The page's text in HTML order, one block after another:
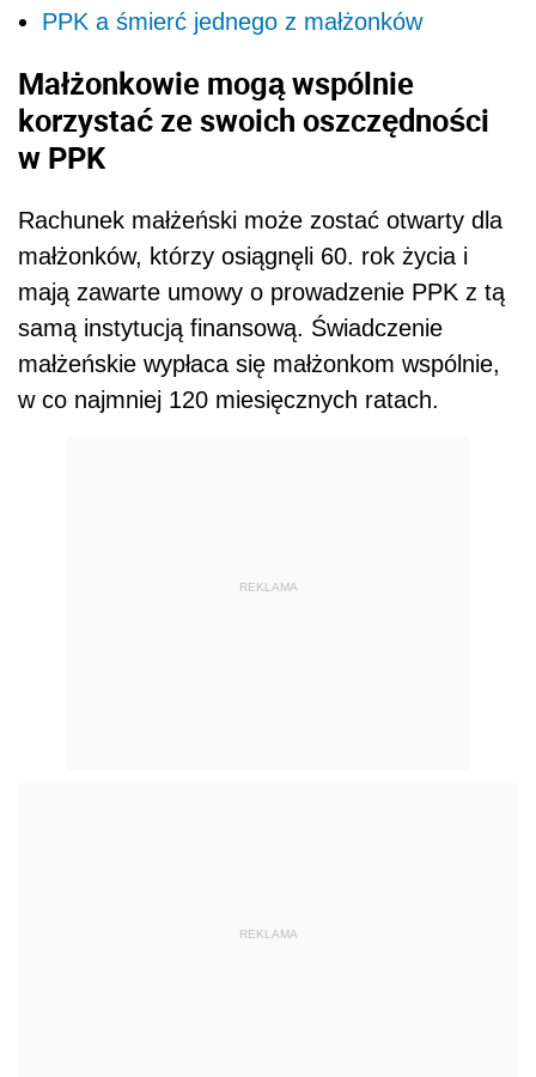
PPK a śmierć jednego z małżonków
Małżonkowie mogą wspólnie
korzystać ze swoich oszczędności
w PPK
Rachunek małżeński może zostać otwarty dla
małżonków, którzy osiągnęli 60. rok życia i
mają zawarte umowy o prowadzenie PPK z tą
samą instytucją finansową. Świadczenie
małżeńskie wypłaca się małżonkom wspólnie,
w co najmniej 120 miesięcznych ratach.
REKLAMA
REKLAMA